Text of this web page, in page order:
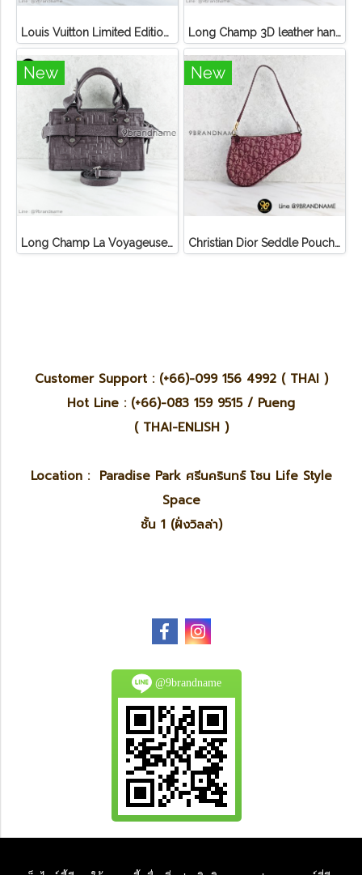
Louis Vuitton Limited Edition Monogram Canvas Sofia Coppola SC Bag Long Champ 3D leather handbag
New
Long Champ La Voyageuse Bag Leather
New
Christian Dior Seddle Pouch Accessory Hand Bag
Customer Support : (+66)-099 156 4992 ( THAI )
Hot Line : (+66)-083 159 9515 / Pueng
( THAI-ENLISH )
Location : Paradise Park ศรีนครินทร์ โซน Life Style
Space
ชั้น 1 (ฝั่งวิลล่า)
@9brandname